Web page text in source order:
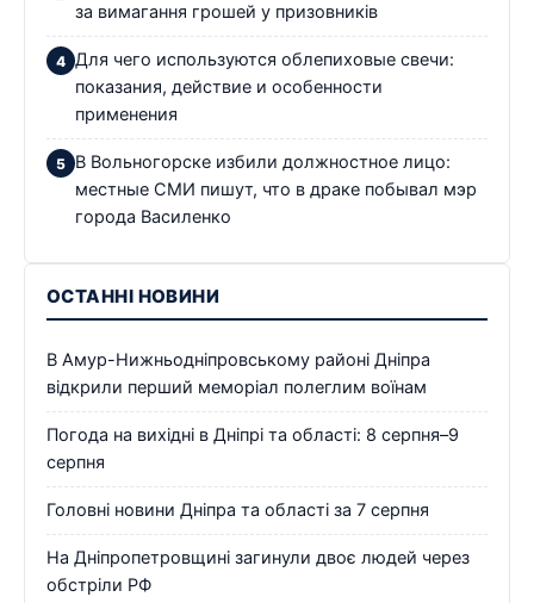
за вимагання грошей у призовників
Для чего используются облепиховые свечи:
показания, действие и особенности
применения
В Вольногорске избили должностное лицо:
местные СМИ пишут, что в драке побывал мэр
города Василенко
ОСТАННІ НОВИНИ
В Амур-Нижньодніпровському районі Дніпра
відкрили перший меморіал полеглим воїнам
Погода на вихідні в Дніпрі та області: 8 серпня–9
серпня
Головні новини Дніпра та області за 7 серпня
На Дніпропетровщині загинули двоє людей через
обстріли РФ